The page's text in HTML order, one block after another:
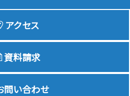
学校生活
アクセス
資料請求
問い合わせ